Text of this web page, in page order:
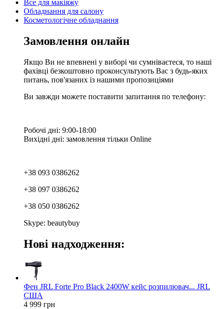
Все для макіяжу
Обладнання для салону
Косметологічне обладнання
Замовлення онлайн
Якщо Ви не впевнені у виборі чи сумніваєтеся, то наші
фахівці безкоштовно проконсультують Вас з будь-яких
питань, пов'язаних із нашими пропозиціями
Ви завжди можете поставити запитання по телефону:
Робочі дні: 9:00-18:00
Вихідні дні: замовлення тільки Online
+38 093 0386262
+38 097 0386262
+38 050 0386262
Skype: beautybuy
Нові надходження:
Фен JRL Forte Pro Black 2400W кейс розпилювач... JRL
США
4 999 грн